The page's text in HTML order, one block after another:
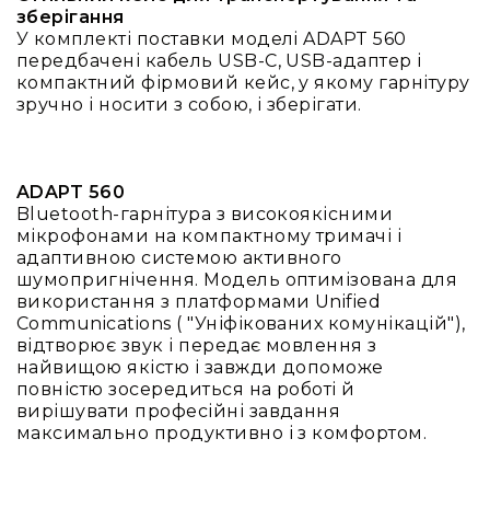
Спікерфони
Конференційні
системи
Бари
Презентаційні/
екскурсійні
системи
Системи
службового
зв'язку
Панелі
керування
Процесори
зберігання
У комплекті поставки моделі ADAPT 560
передбачені кабель USB-C, USB-адаптер і
компактний фірмовий кейс, у якому гарнітуру
зручно і носити з собою, і зберігати.
ADAPT 560
Bluetooth-гарнітура з високоякісними
мікрофонами на компактному тримачі і
адаптивною системою активного
шумопригнічення. Модель оптимізована для
використання з платформами Unified
Communications ( "Уніфікованих комунікацій"),
відтворює звук і передає мовлення з
найвищою якістю і завжди допоможе
повністю зосередиться на роботі й
вирішувати професійні завдання
максимально продуктивно і з комфортом.